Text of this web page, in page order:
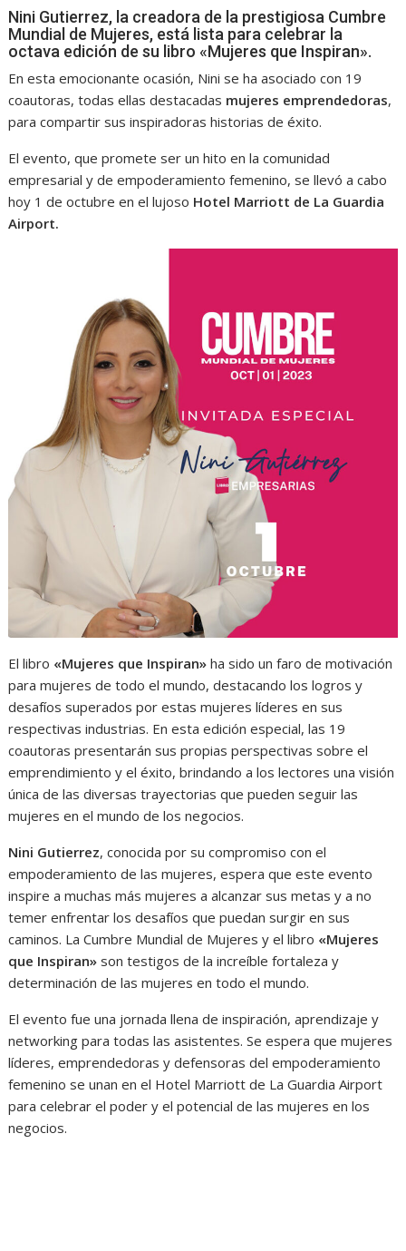
Nini Gutierrez, la creadora de la prestigiosa Cumbre
Mundial de Mujeres, está lista para celebrar la
octava edición de su libro «Mujeres que Inspiran».
En esta emocionante ocasión, Nini se ha asociado con 19
coautoras, todas ellas destacadas mujeres emprendedoras,
para compartir sus inspiradoras historias de éxito.
El evento, que promete ser un hito en la comunidad
empresarial y de empoderamiento femenino, se llevó a cabo
hoy 1 de octubre en el lujoso Hotel Marriott de La Guardia
Airport.
El libro «Mujeres que Inspiran» ha sido un faro de motivación
para mujeres de todo el mundo, destacando los logros y
desafíos superados por estas mujeres líderes en sus
respectivas industrias. En esta edición especial, las 19
coautoras presentarán sus propias perspectivas sobre el
emprendimiento y el éxito, brindando a los lectores una visión
única de las diversas trayectorias que pueden seguir las
mujeres en el mundo de los negocios.
Nini Gutierrez, conocida por su compromiso con el
empoderamiento de las mujeres, espera que este evento
inspire a muchas más mujeres a alcanzar sus metas y a no
temer enfrentar los desafíos que puedan surgir en sus
caminos. La Cumbre Mundial de Mujeres y el libro «Mujeres
que Inspiran» son testigos de la increíble fortaleza y
determinación de las mujeres en todo el mundo.
El evento fue una jornada llena de inspiración, aprendizaje y
networking para todas las asistentes. Se espera que mujeres
líderes, emprendedoras y defensoras del empoderamiento
femenino se unan en el Hotel Marriott de La Guardia Airport
para celebrar el poder y el potencial de las mujeres en los
negocios.